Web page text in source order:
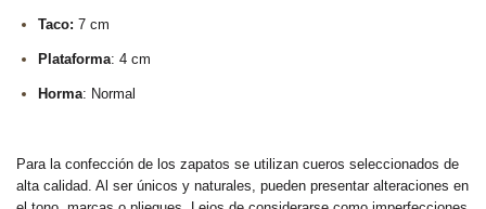
Taco: 7 cm
Plataforma: 4 cm
Horma: Normal
Para la confección de los zapatos se utilizan cueros seleccionados de
alta calidad. Al ser únicos y naturales, pueden presentar alteraciones en